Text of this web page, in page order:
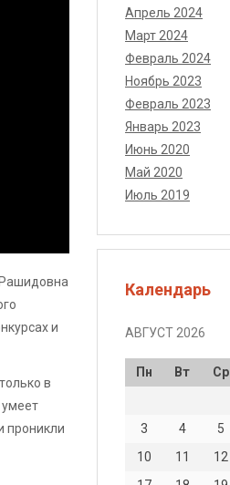
и
в
умеет
проникли
Апрель 2024
Март 2024
Февраль 2024
Ноябрь 2023
Февраль 2023
Январь 2023
Июнь 2020
Май 2020
Июль 2019
Календарь
АВГУСТ 2026
Пн Вт Ср
3
4 5
10
11 12